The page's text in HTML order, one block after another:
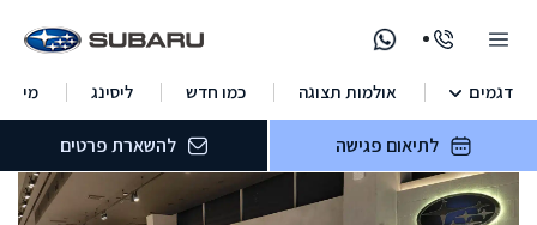
דגמים אולמות תצוגה כמו חדש ליסינג מימון
לתיאום פגישה להשארת פרטים